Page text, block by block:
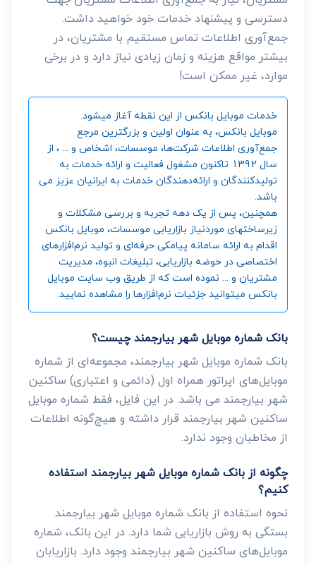
دسترسی و پیشنهاد خدمات خود خواهید داشت.
جمع‌آوری اطلاعات تماس مستقیم با مشتریان، در
بیشتر مواقع هزینه و زمان زیادی نیاز دارد و در برخی
موارد، غیر ممکن است!
خدمات موبایل بانکس از این نقطه آغاز میشود.
موبایل بانکس، به عنوان اولین و بزرگترین مرجع
جمع‌آوری اطلاعات شرکت‌ها، موسسات، اشخاص و ... ، از
سال 1392 تاکنون مشغول فعالیت و ارائه خدمات به
تولیدکنندگان و ارائه‌دهندگان خدمات به ایرانیان عزیز می
باشد.
همچنین، پس از یک دهه تجربه و بررسی مشکلات و
زیرساختهای موردنیاز بازاریابی موسسات، موبایل بانکس
اقدام به ارائه سامانه‌ پیامکی حرفه‌ای و تولید نرم‌افزارهای
اختصاصی در حوضه بازاریابی، تبلیغات انبوه، مدیریت
مشتریان و ... نموده است که از طریق وب سایت موبایل
بانکس میتوانید جزئیات نرم‌افزارها را مشاهده نمایید.
بانک شماره موبایل شهر بیارجمند چیست؟
بانک شماره موبایل شهر بیارجمند، مجموعه‌ای از شماره
موبایل‌های اپراتور همراه اول (دائمی و اعتباری) ساکنین
شهر بیارجمند می باشد. در این فایل، فقط شماره موبایل
ساکنین شهر بیارجمند قرار داشته و هیچ‌گونه اطلاعات
از مخاطبان وجود ندارد.
چگونه از بانک شماره موبایل شهر بیارجمند استفاده
کنیم؟
نحوه استفاده از بانک شماره موبایل شهر بیارجمند
بستگی به روش بازاریابی شما دارد. در این بانک، شماره
موبایل‌های ساکنین شهر بیارجمند وجود دارد. بازاریابان